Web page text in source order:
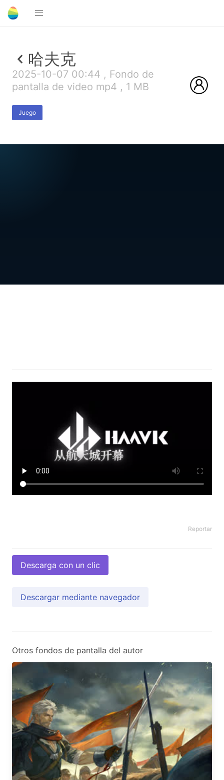
哈夫克
2025-10-07 00:44 , Fondo de
pantalla de video mp4 , 1 MB
Juego
Reportar
Descarga con un clic
Descargar mediante navegador
Otros fondos de pantalla del autor